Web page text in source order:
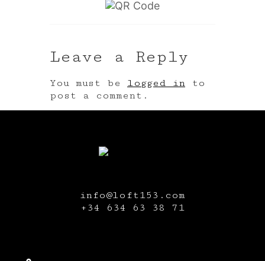
Leave a Reply
You must be logged in to
post a comment.
info@loft153.com
+34 634 63 38 71